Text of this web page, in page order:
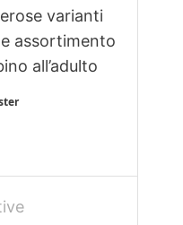
varianti
assortimento
all’adulto